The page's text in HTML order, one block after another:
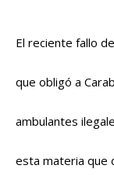
El reciente fallo
que obligó a
ambulantes
esta materia que